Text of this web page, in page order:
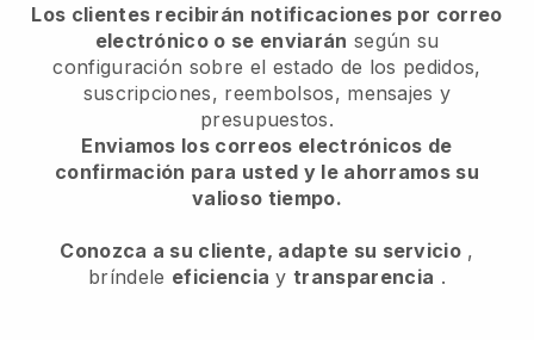
Los clientes recibirán notificaciones por correo
electrónico o se enviarán según su
configuración sobre el estado de los pedidos,
suscripciones, reembolsos, mensajes y
presupuestos.
Enviamos los correos electrónicos de
confirmación para usted y le ahorramos su
valioso tiempo.
Conozca a su cliente, adapte su servicio ,
bríndele eficiencia ytransparencia .